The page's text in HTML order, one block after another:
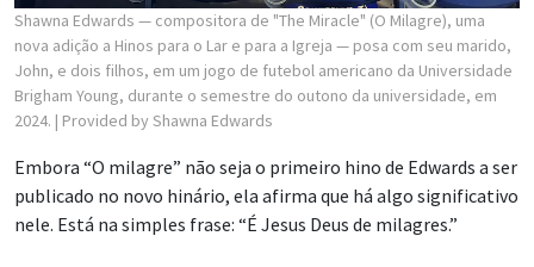
Shawna Edwards — compositora de "The Miracle" (O Milagre), uma
nova adição a Hinos para o Lar e para a Igreja — posa com seu marido,
John, e dois filhos, em um jogo de futebol americano da Universidade
Brigham Young, durante o semestre do outono da universidade, em
2024. | Provided by Shawna Edwards
Embora “O milagre” não seja o primeiro hino de Edwards a ser
publicado no novo hinário, ela afirma que há algo significativo
nele. Está na simples frase: “É Jesus Deus de milagres.”